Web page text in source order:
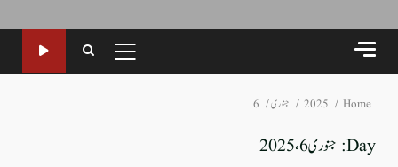
PRIMARY
MENU
Home
2025 جنوری 6
Day: جنوری 6، 2025